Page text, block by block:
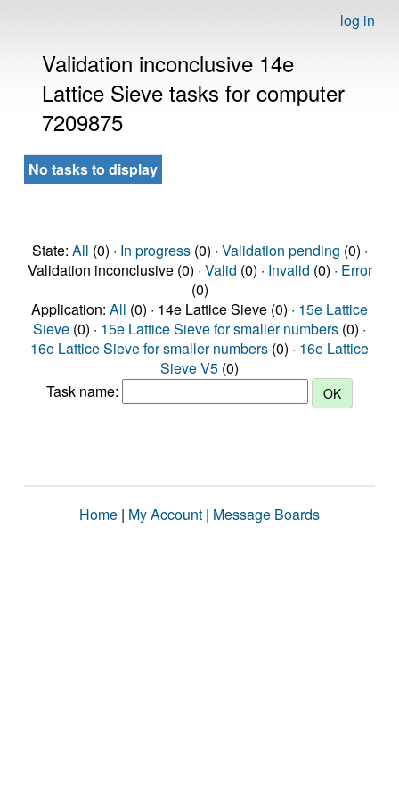
log in
Validation inconclusive 14e
Lattice Sieve tasks for computer
7209875
No tasks to display
State: All (0) · In progress(0) · Validation pending (0) ·
Validation inconclusive (0) · Valid (0) · Invalid (0) · Error
(0)
Application: All (0) · 14e Lattice Sieve (0) · 15e Lattice
Sieve (0) · 15e Lattice Sieve for smaller numbers (0) ·
16e Lattice Sieve for smaller numbers (0) · 16e Lattice
Sieve V5 (0)
Task name:
Home | My Account | Message Boards